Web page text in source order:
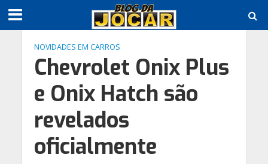
NOVIDADES EM CARROS
Chevrolet Onix Plus
e Onix Hatch são
revelados
oficialmente